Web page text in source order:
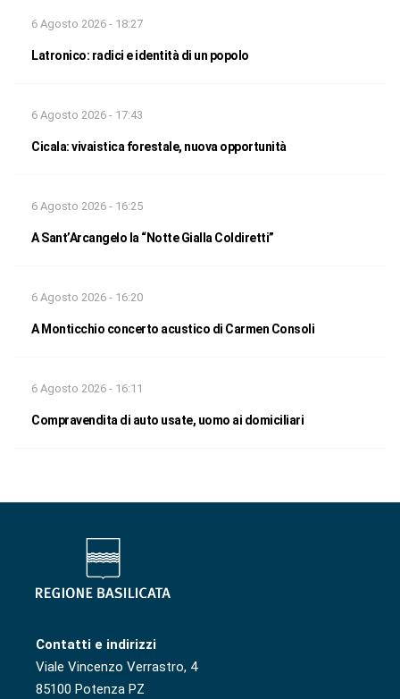
6 Agosto 2026 - 18:27
Latronico: radici e identità di un popolo
6 Agosto 2026 - 17:43
Cicala: vivaistica forestale, nuova opportunità
6 Agosto 2026 - 16:25
A Sant’Arcangelo la “Notte Gialla Coldiretti”
6 Agosto 2026 - 16:20
A Monticchio concerto acustico di Carmen Consoli
6 Agosto 2026 - 16:11
Compravendita di auto usate, uomo ai domiciliari
Contatti e indirizzi
Viale Vincenzo Verrastro, 4
85100 Potenza PZ